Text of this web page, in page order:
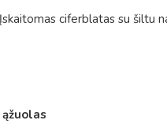
ciferblatas su